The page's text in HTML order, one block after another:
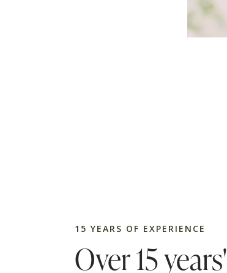
15 YEARS OF EXPERIENCE
Over 15 years'